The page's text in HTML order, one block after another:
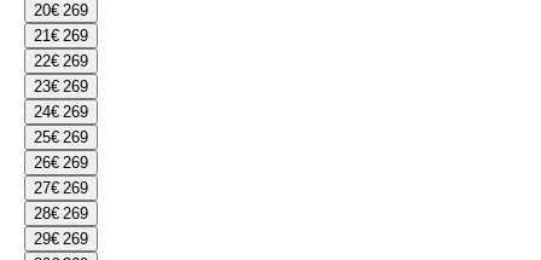
20€ 269
21€ 269
22€ 269
23€ 269
24€ 269
25€ 269
26€ 269
27€ 269
28€ 269
29€ 269